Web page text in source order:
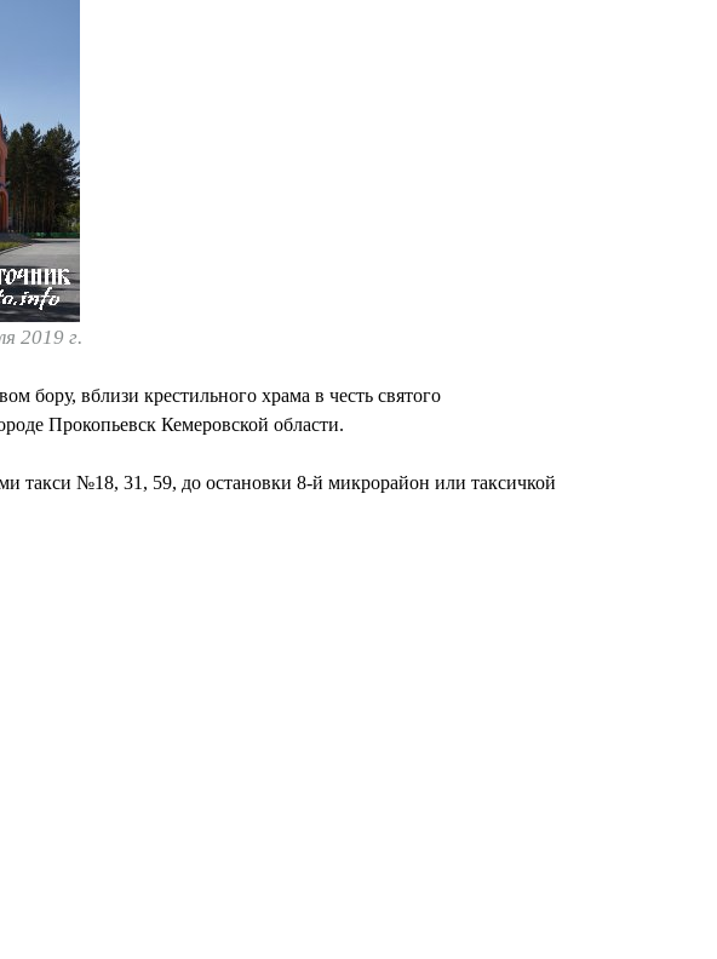
2019 г.
бору, вблизи крестильного храма в честь святого
Прокопьевск Кемеровской области.
такси №18, 31, 59, до остановки 8-й микрорайон или таксичкой